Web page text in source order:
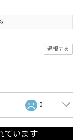
通報する
0
ています